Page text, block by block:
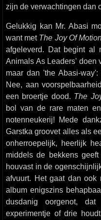
zijn de verwachtingen dan
Gelukkig kan Mr. Abasi
want met The Joy Of
afgeleverd. Dat begint al
Animals As Leaders' doen
maar dan 'the Abasi-
Nee, aan
een broertje dood. The
bol van de rare maten
notenneukerij! Mede
Garstka groovet alles als
onherroepelijk, heerlijk
middels de bekkens
houvast in de
afvuurt. Het gaat dan
album enigszins
dusdanig oorgenot,
experimentje of drie